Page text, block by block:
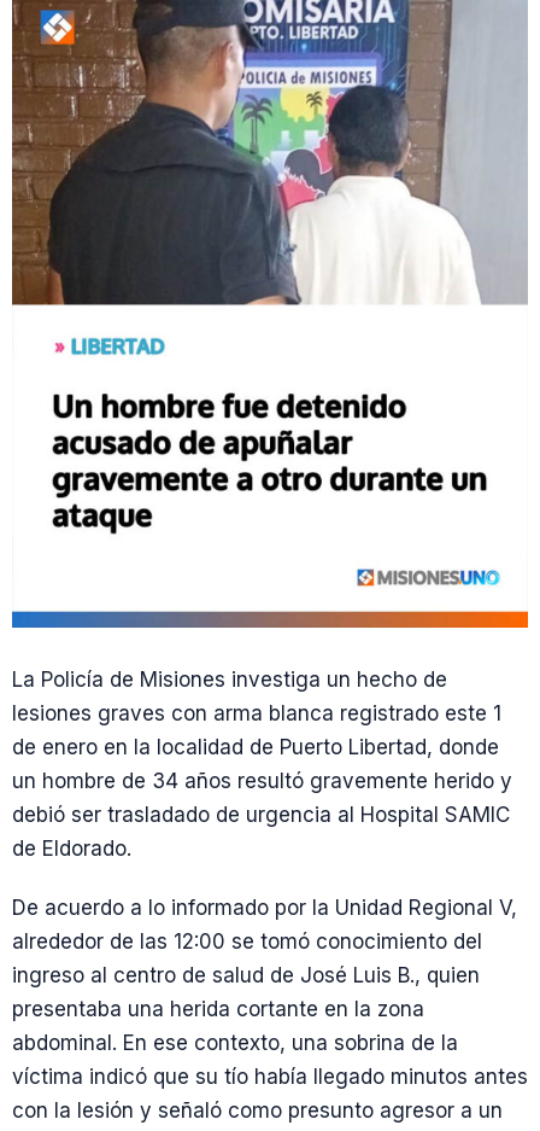
La Policía de Misiones investiga un hecho de
lesiones graves con arma blanca registrado este 1
de enero en la localidad de Puerto Libertad, donde
un hombre de 34 años resultó gravemente herido y
debió ser trasladado de urgencia al Hospital SAMIC
de Eldorado.
De acuerdo a lo informado por la Unidad Regional V,
alrededor de las 12:00 se tomó conocimiento del
ingreso al centro de salud de José Luis B., quien
presentaba una herida cortante en la zona
abdominal. En ese contexto, una sobrina de la
víctima indicó que su tío había llegado minutos antes
con la lesión y señaló como presunto agresor a un